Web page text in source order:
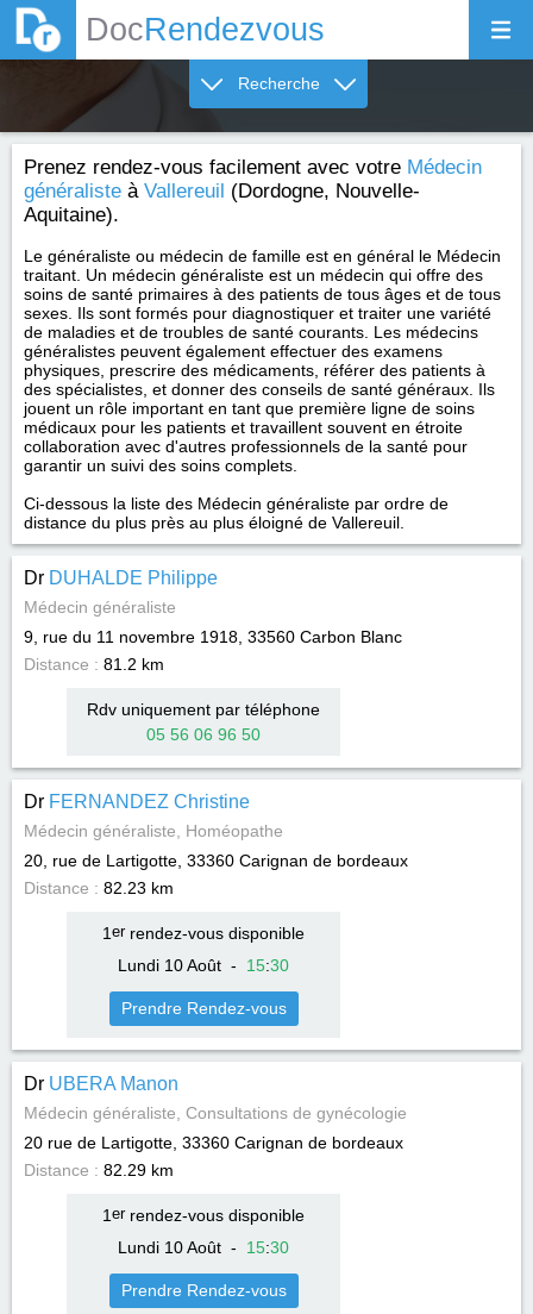
DocRendezvous
Recherche
Prenez rendez-vous facilement avec votre Médecin
généraliste à Vallereuil (Dordogne, Nouvelle-
Aquitaine).
Le généraliste ou médecin de famille est en général le Médecin
traitant. Un médecin généraliste est un médecin qui offre des
soins de santé primaires à des patients de tous âges et de tous
sexes. Ils sont formés pour diagnostiquer et traiter une variété
de maladies et de troubles de santé courants. Les médecins
généralistes peuvent également effectuer des examens
physiques, prescrire des médicaments, référer des patients à
des spécialistes, et donner des conseils de santé généraux. Ils
jouent un rôle important en tant que première ligne de soins
médicaux pour les patients et travaillent souvent en étroite
collaboration avec d'autres professionnels de la santé pour
garantir un suivi des soins complets.
Ci-dessous la liste des Médecin généraliste par ordre de
distance du plus près au plus éloigné de Vallereuil.
Dr DUHALDE Philippe
Médecin généraliste
9, rue du 11 novembre 1918, 33560 Carbon Blanc
Distance : 81.2 km
Rdv uniquement par téléphone
05 56 06 96 50
Dr FERNANDEZ Christine
Médecin généraliste, Homéopathe
20, rue de Lartigotte, 33360 Carignan de bordeaux
Distance : 82.23 km
1 errendez-vous disponible
Lundi 10 Août - 15:30
Prendre Rendez-vous
Dr UBERA Manon
Médecin généraliste, Consultations de gynécologie
20 rue de Lartigotte, 33360 Carignan de bordeaux
Distance : 82.29 km
1 errendez-vous disponible
Lundi 10 Août - 15:30
Prendre Rendez-vous